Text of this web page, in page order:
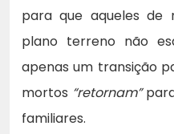
para que aqueles de
plano terreno não
apenas um transição
mortos “retornam”
familiares.